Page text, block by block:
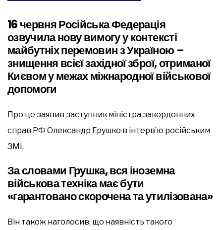
16 червня Російська Федерація
озвучила нову вимогу у контексті
майбутніх перемовин з Україною –
знищення всієї західної зброї, отриманої
Києвом у межах міжнародної військової
допомоги
Про це заявив заступник міністра закордонних
справ РФ Олександр Грушко в інтерв’ю російським
ЗМІ.
За словами Грушка, вся іноземна
військова техніка має бути
«гарантовано скорочена та утилізована»
Він також наголосив, що наявність такого